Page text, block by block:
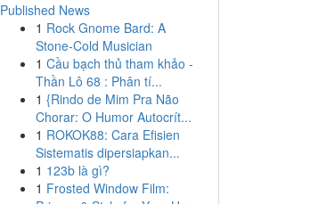
Published News
1 Rock Gnome Bard: A
Stone-Cold Musician
1 Cầu bạch thủ tham khảo -
Thần Lô 68 : Phân tí...
1 {Rindo de Mim Pra Não
Chorar: O Humor Autocrít...
1 ROKOK88: Cara Efisien
Sistematis dipersiapkan...
1 123b là gì?
1 Frosted Window Film: